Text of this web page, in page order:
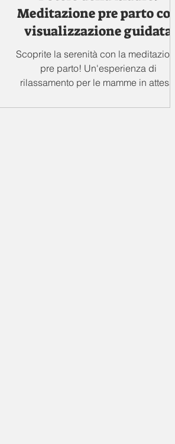
Meditazione pre parto con
visualizzazione guidata
Scoprite la serenità con la meditazione
pre parto! Un'esperienza di
rilassamento per le mamme in attesa.